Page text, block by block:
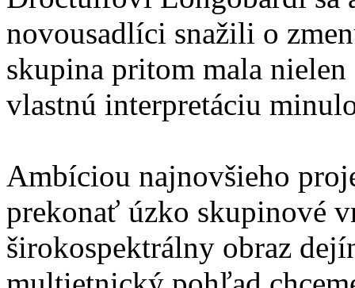
novousadlíci snažili o
skupina pritom mala
vlastnú interpretáciu
Ambíciou najnovšieho
prekonať úzko skupinové
širokospektrálny obraz